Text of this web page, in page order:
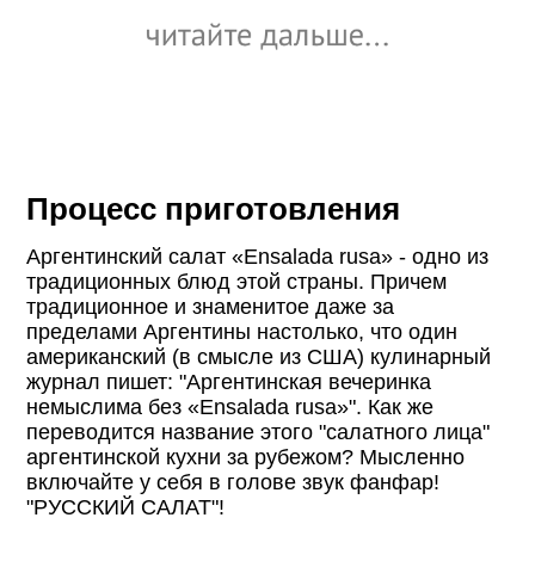
Процесс приготовления
Аргентинский салат «Ensalada rusa» - одно из
традиционных блюд этой страны. Причем
традиционное и знаменитое даже за
пределами Аргентины настолько, что один
американский (в смысле из США) кулинарный
журнал пишет: "Аргентинская вечеринка
немыслима без «Ensalada rusa»". Как же
переводится название этого "салатного лица"
аргентинской кухни за рубежом? Мысленно
включайте у себя в голове звук фанфар!
"РУССКИЙ САЛАТ"!